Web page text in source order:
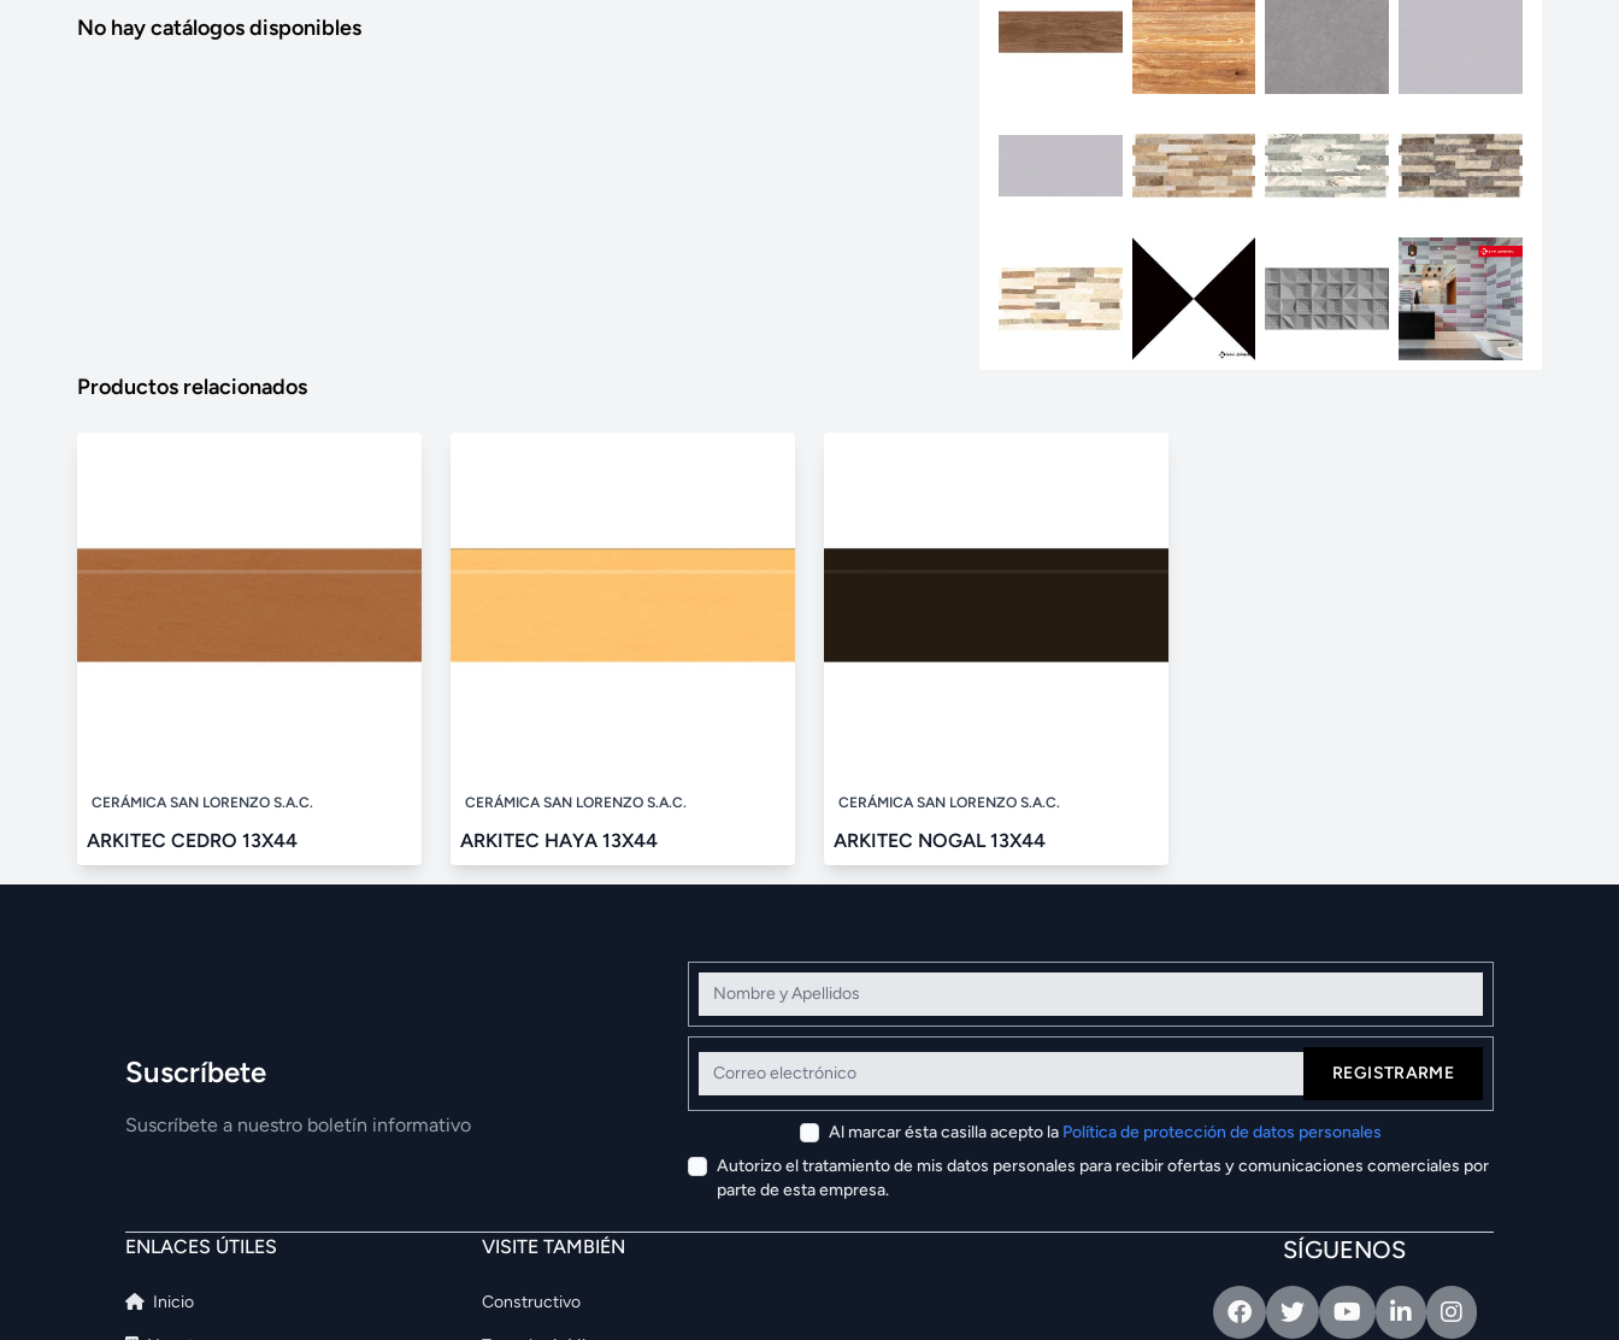
No hay catálogos disponibles
Productos relacionados
CERÁMICA SAN LORENZO S.A.C.
ARKITEC CEDRO 13X44
CERÁMICA SAN LORENZO S.A.C.
ARKITEC HAYA 13X44
CERÁMICA SAN LORENZO S.A.C.
ARKITEC NOGAL 13X44
Suscríbete
Suscríbete a nuestro boletín informativo
Nombre y Apellidos
Correo electrónico
REGISTRARME
Al marcar ésta casilla acepto la Política de protección de datos personales
Autorizo el tratamiento de mis datos personales para recibir ofertas y comunicaciones comerciales por
parte de esta empresa.
ENLACES ÚTILES
Inicio
VISITE TAMBIÉN
Constructivo
SÍGUENOS
FacebookTwitterYoutubeLinkedinIntagram